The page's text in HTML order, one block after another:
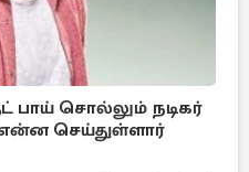
பாய் சொல்லும் நடிகர்
செய்துள்ளார்